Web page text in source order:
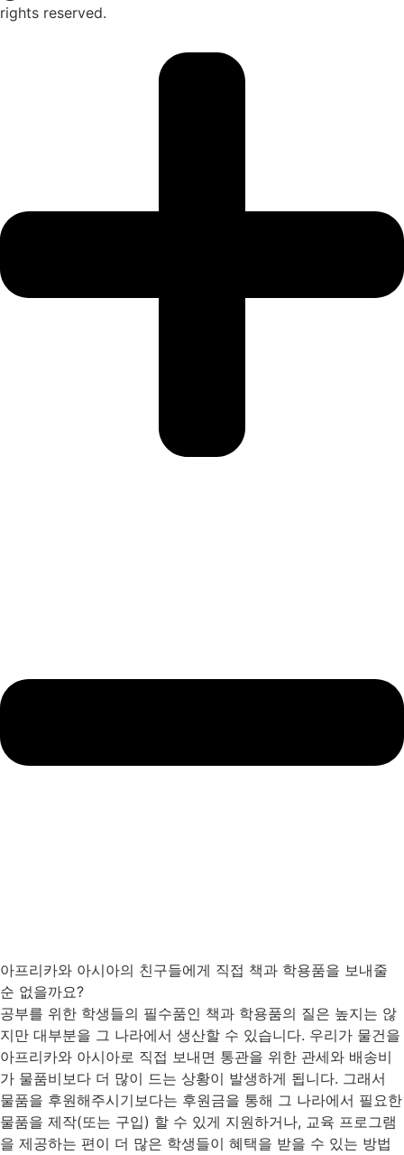
rights reserved.
아프리카와 아시아의 친구들에게 직접 책과 학용품을 보내줄
순 없을까요?
공부를 위한 학생들의 필수품인 책과 학용품의 질은 높지는 않
지만 대부분을 그 나라에서 생산할 수 있습니다. 우리가 물건을
아프리카와 아시아로 직접 보내면 통관을 위한 관세와 배송비
가 물품비보다 더 많이 드는 상황이 발생하게 됩니다. 그래서
물품을 후원해주시기보다는 후원금을 통해 그 나라에서 필요한
물품을 제작(또는 구입) 할 수 있게 지원하거나, 교육 프로그램
을 제공하는 편이 더 많은 학생들이 혜택을 받을 수 있는 방법